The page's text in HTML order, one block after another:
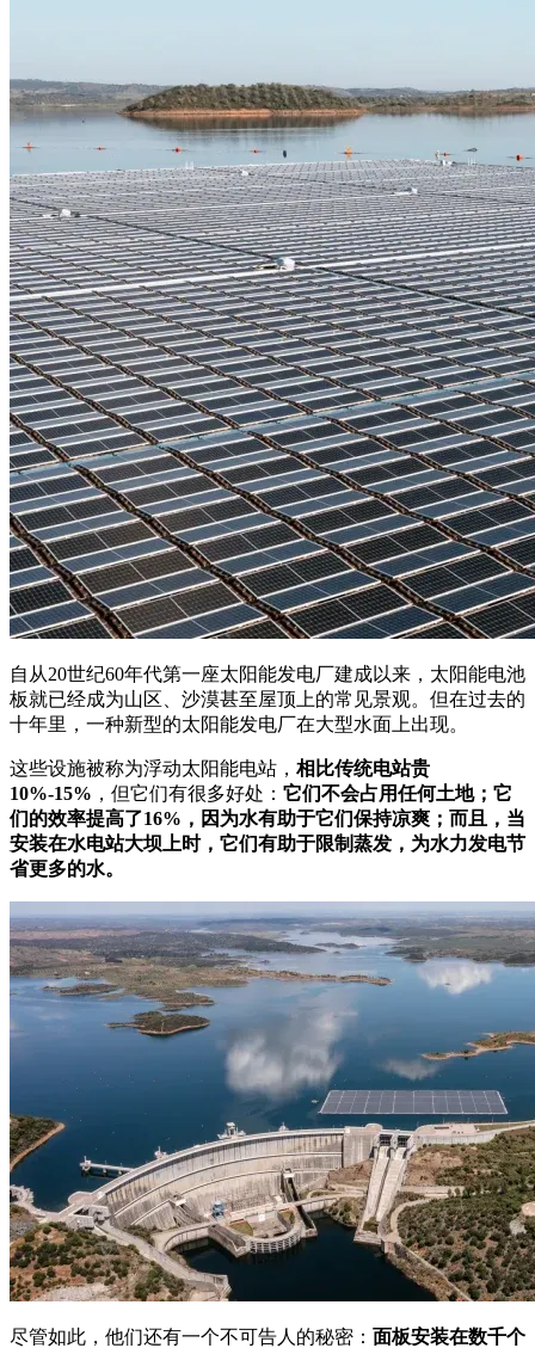
自从20世纪60年代第一座太阳能发电厂建成以来，太阳能电池
板就已经成为山区、沙漠甚至屋顶上的常见景观。但在过去的
十年里，一种新型的太阳能发电厂在大型水面上出现。
这些设施被称为浮动太阳能电站， 相比传统电站贵
10%-15% ，但它们有很多好处： 它们不会占用任何土地；它
们的效率提高了16%，因为水有助于它们保持凉爽；而且，当
安装在水电站大坝上时，它们有助于限制蒸发，为水力发电节
省更多的水。
尽管如此，他们还有一个不可告人的秘密： 面板安装在数千个